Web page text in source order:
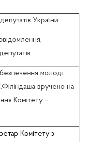
України.
молоді
вручено на
Комітету –
Комітету з